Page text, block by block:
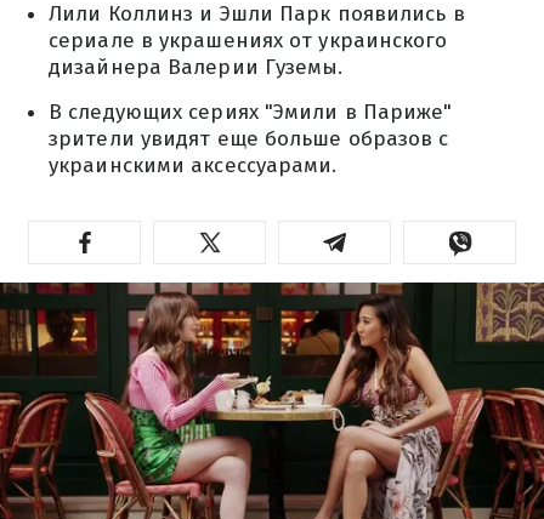
Лили Коллинз и Эшли Парк появились в
сериале в украшениях от украинского
дизайнера Валерии Гуземы.
В следующих сериях "Эмили в Париже"
зрители увидят еще больше образов с
украинскими аксессуарами.